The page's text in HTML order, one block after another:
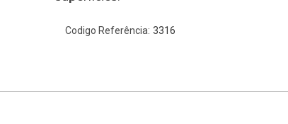
Codigo Referência: 3316